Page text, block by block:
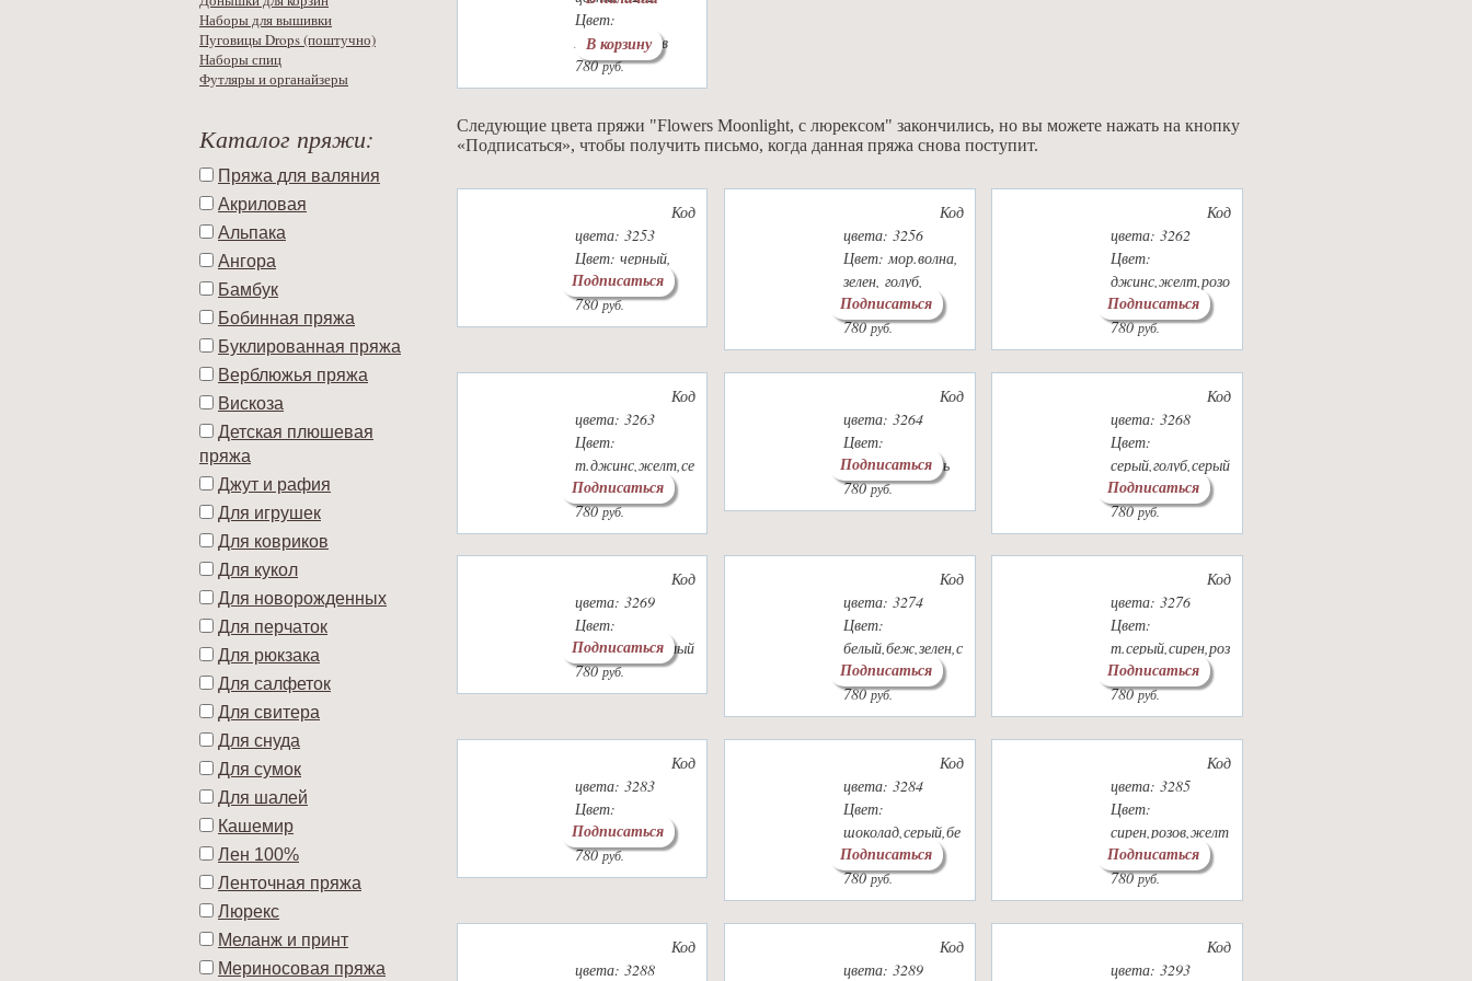
Наборы для вышивки
Пуговицы Drops (поштучно)
Наборы спиц
Футляры и органайзеры
Каталог пряжи:
Пряжа для валяния
Акриловая
Альпака
Ангора
Бамбук
Бобинная пряжа
Буклированная пряжа
Верблюжья пряжа
Вискоза
Детская плюшевая
пряжа
Джут и рафия
Для игрушек
Для ковриков
Для кукол
Для новорожденных
Для перчаток
Для рюкзака
Для салфеток
Для свитера
Для снуда
Для сумок
Для шалей
Кашемир
Лен 100%
Ленточная пряжа
Люрекс
Меланж и принт
Мериносовая пряжа
Цвет:
лосос,бирюзов
780руб.
В корзину
Следующие цвета пряжи "Flowers Moonlight, с люрексом" закончились, но вы можете нажать на кнопку
«Подписаться», чтобы получить письмо, когда данная пряжа снова поступит.
Код
цвета: 3253
Цвет: черный,
серый
780руб.
Подписаться
Код
цвета: 3256
Цвет: мор.волна,
зелен, голуб,
салат.
780руб.
Подписаться
Код
цвета: 3262
Цвет:
джинс,желт,розо
в.
780руб.
Подписаться
Код
цвета: 3263
Цвет:
т.джинс,желт,се
рый
780руб.
Подписаться
Код
цвета: 3264
Цвет:
голуб,бел,сирень
780руб.
Подписаться
Код
цвета: 3268
Цвет:
серый,голуб,серый
,св.желт
780руб.
Подписаться
Код
цвета: 3269
Цвет:
красн,розов,белый
780руб.
Подписаться
Код
цвета: 3274
Цвет:
белый,беж,зелен,с
ерый
780руб.
Подписаться
Код
цвета: 3276
Цвет:
т.серый,сирен,роз
ов
780руб.
Подписаться
Код
цвета: 3283
Цвет:
зелен,салат
780руб.
Подписаться
Код
цвета: 3284
Цвет:
шоколад,серый,бе
ж,св.желт
780руб.
Подписаться
Код
цвета: 3285
Цвет:
сирен,розов,желт
,зелен
780руб.
Подписаться
Код
цвета: 3288
Код
цвета: 3289
Код
цвета: 3293